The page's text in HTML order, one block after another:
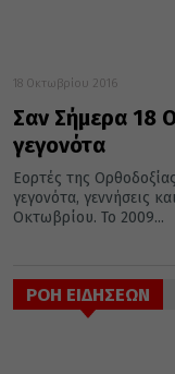
18 Οκτωβρίου 2016
Σαν Σήμερα 18
γεγονότα
Εορτές της
γεγονότα, γεννήσεις
Οκτωβρίου. Το 2009...
ΡΟΗ ΕΙΔΗΣΕΩΝ